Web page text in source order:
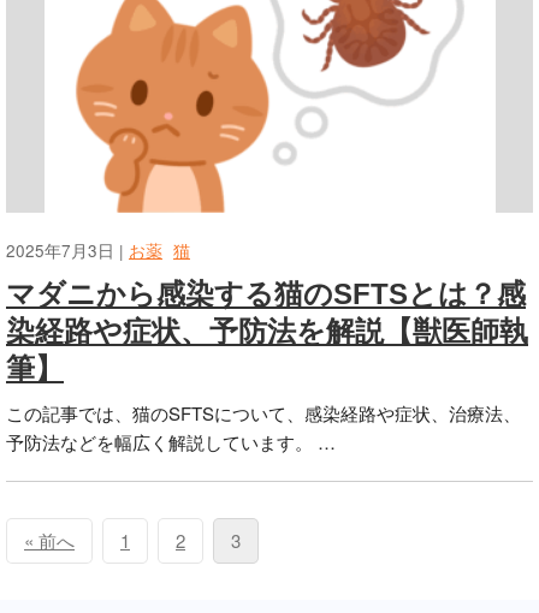
2025年7月3日 | お薬 猫
マダニから感染する猫のSFTSとは？感
染経路や症状、予防法を解説【獣医師執
筆】
この記事では、猫のSFTSについて、感染経路や症状、治療法、
予防法などを幅広く解説しています。 …
« 前へ 1 2 3